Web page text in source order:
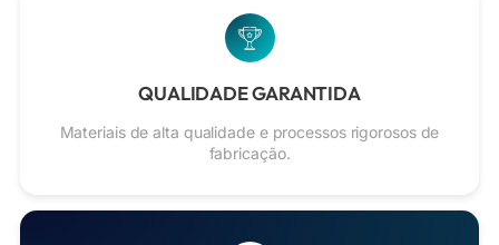
QUALIDADE GARANTIDA
Materiais de alta qualidade e processos rigorosos de
fabricação.